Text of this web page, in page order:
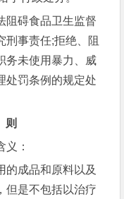
碍食品卫生监督
刑事责任;拒绝、阻
务未使用暴力、威
处罚条例的规定处
：
的成品和原料以及
但是不包括以治疗